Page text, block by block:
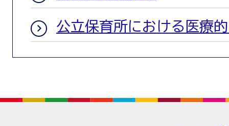
公立保育所における医療